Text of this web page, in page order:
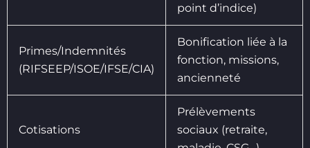
point d’indice)
Primes/Indemnités
(RIFSEEP/ISOE/IFSE/CIA)
Bonification liée à la
fonction, missions,
ancienneté
Cotisations
Prélèvements
sociaux (retraite,